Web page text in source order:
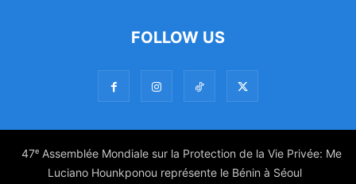
FOLLOW US
47ᵉ Assemblée Mondiale sur la Protection de la Vie Privée: Me
Luciano Hounkponou représente le Bénin à Séoul